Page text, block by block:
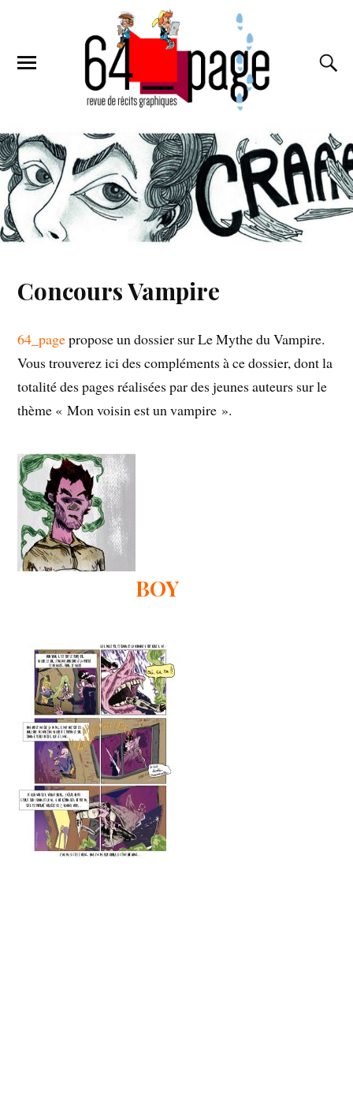
Concours Vampire
64_pagepropose un dossier sur Le Mythe du Vampire.
Vous trouverez ici des compléments à ce dossier, dont la
totalité des pages réalisées par des jeunes auteurs sur le
thème « Mon voisin est un vampire ».
BOY